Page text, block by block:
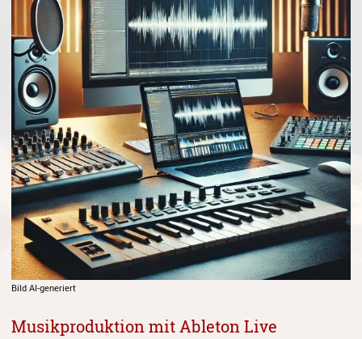
Gesang
Instrumentenkarussell
Komposition
Musikproduktion, DJing und
Recording
Musiktheater - Stage
Coaching
Musiktheorie
Musiktherapie
MuM - Musikunterricht für
Menschen mit Behinderung
Bild AI-generiert
Musikproduktion mit Ableton Live